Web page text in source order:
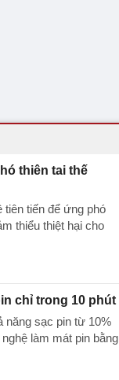
thiên tai thế
tiên tiến để ứng phó
thiểu thiệt hại cho
chỉ trong 10 phút
năng sạc pin từ 10%
làm mát pin bằng